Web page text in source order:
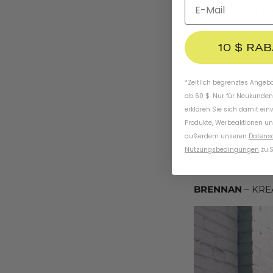
In einem
Monterey Bay
Förderung des
nie verlassen,
zurückgeben.
BRENNAN –
10 $
*Zeitlich begrenztes
ab 60 $. Nur für
erklären Sie sich damit
Produkte, Werbeaktionen
außerdem unseren
Nutzungsbedingungen zu.